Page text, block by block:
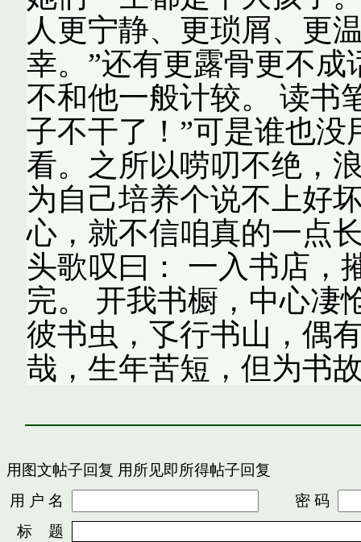
人更宁静、更琐屑、更
幸。”还有更露骨更不
不和他一般计较。 读书
子不干了！”可是谁也
看。之所以唠叨不绝，
为自己培养个说不上好
心，就不信咱真的一点
头歌叹曰： 一入书店，
完。 开我书橱，中心凄
彼书虫，孓行书山，偶
哉，生年苦短，但为书
用图文帖子回复 用所见即所得帖子回复
用 户 名
密 码
标 题